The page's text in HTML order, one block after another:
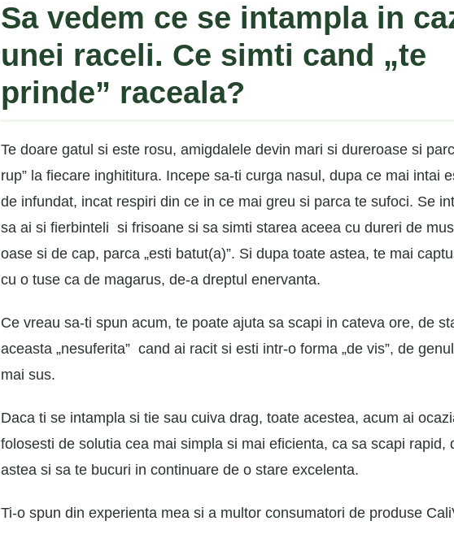
Sa vedem ce se intampla in
unei raceli. Ce simti cand „te
prinde” raceala?
Te doare gatul si este rosu, amigdalele devin mari si dureroase si
rup” la fiecare inghititura. Incepe sa-ti curga nasul, dupa ce mai intai
de infundat, incat respiri din ce in ce mai greu si parca te sufoci. Se
sa ai si fierbinteli si frisoane si sa simti starea aceea cu dureri de
oase si de cap, parca „esti batut(a)”. Si dupa toate astea, te mai
cu o tuse ca de magarus, de-a dreptul enervanta.
Ce vreau sa-ti spun acum, te poate ajuta sa scapi in cateva ore, de
aceasta „nesuferita” cand ai racit si esti intr-o forma „de vis”, de
mai sus.
Daca ti se intampla si tie sau cuiva drag, toate acestea, acum ai
folosesti de solutia cea mai simpla si mai eficienta, ca sa scapi rapid,
astea si sa te bucuri in continuare de o stare excelenta.
Ti-o spun din experienta mea si a multor consumatori de produse